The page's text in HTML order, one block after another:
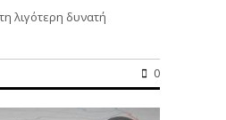
λιγότερη δυνατή
0